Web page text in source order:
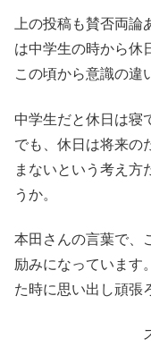
上の投稿も賛否両
は中学生の時から休
この頃から意識の違
中学生だと休日は寝
でも、休日は将来の
まないという考え方
うか。
本田さんの言葉で、
励みになっています
た時に思い出し頑張